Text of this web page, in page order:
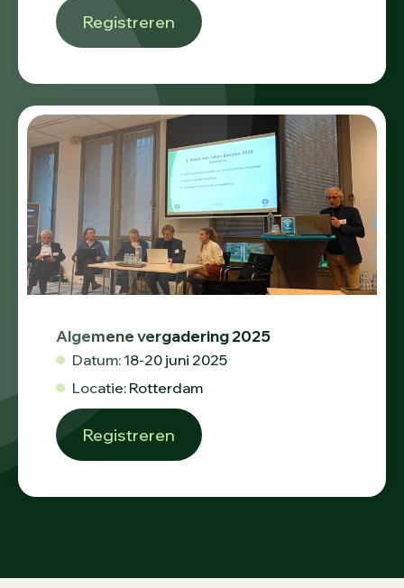
Registreren
Algemene vergadering 2025
Datum: 18-20 juni 2025
Locatie: Rotterdam
Registreren